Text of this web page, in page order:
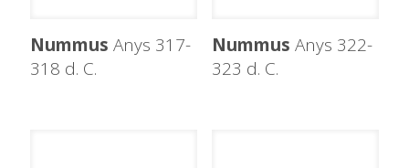
Nummus Anys 317-
318 d. C.
Nummus Anys 322-
323 d. C.